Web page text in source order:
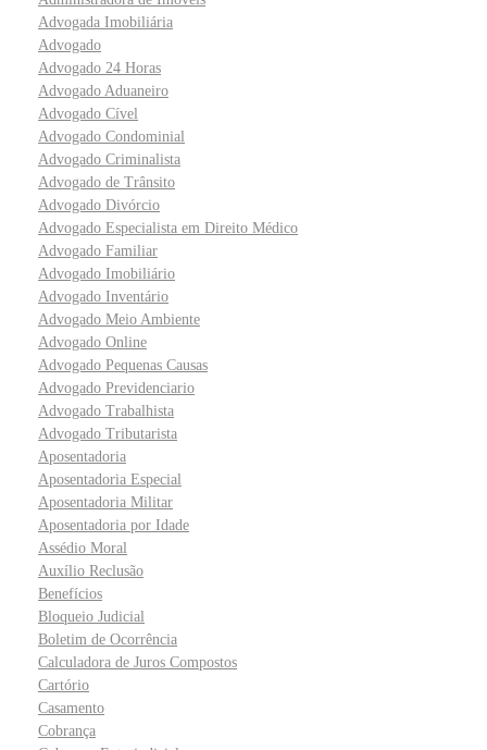
Advogada Imobiliária
Advogado
Advogado 24 Horas
Advogado Aduaneiro
Advogado Cível
Advogado Condominial
Advogado Criminalista
Advogado de Trânsito
Advogado Divórcio
Advogado Especialista em Direito Médico
Advogado Familiar
Advogado Imobiliário
Advogado Inventário
Advogado Meio Ambiente
Advogado Online
Advogado Pequenas Causas
Advogado Previdenciario
Advogado Trabalhista
Advogado Tributarista
Aposentadoria
Aposentadoria Especial
Aposentadoria Militar
Aposentadoria por Idade
Assédio Moral
Auxílio Reclusão
Benefícios
Bloqueio Judicial
Boletim de Ocorrência
Calculadora de Juros Compostos
Cartório
Casamento
Cobrança